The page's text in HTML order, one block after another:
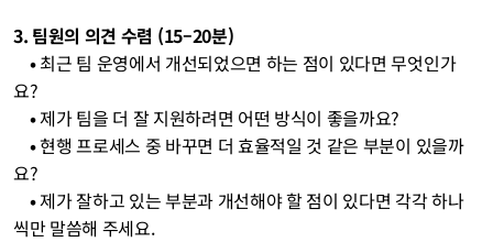
3. 팀원의 의견 수렴 (15–20분)
    •
최근 팀 운영에서 개선되었으면 하는 점이 있다면 무엇인가
요?
    •
제가 팀을 더 잘 지원하려면 어떤 방식이 좋을까요?
    •
현행 프로세스 중 바꾸면 더 효율적일 것 같은 부분이 있을까
요?
    •
제가 잘하고 있는 부분과 개선해야 할 점이 있다면 각각 하나
씩만 말씀해 주세요.